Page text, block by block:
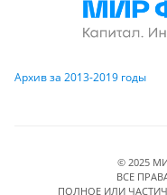
Архив за 2013-2019 годы
© 2025
ВСЕ
ПОЛНОЕ ИЛИ